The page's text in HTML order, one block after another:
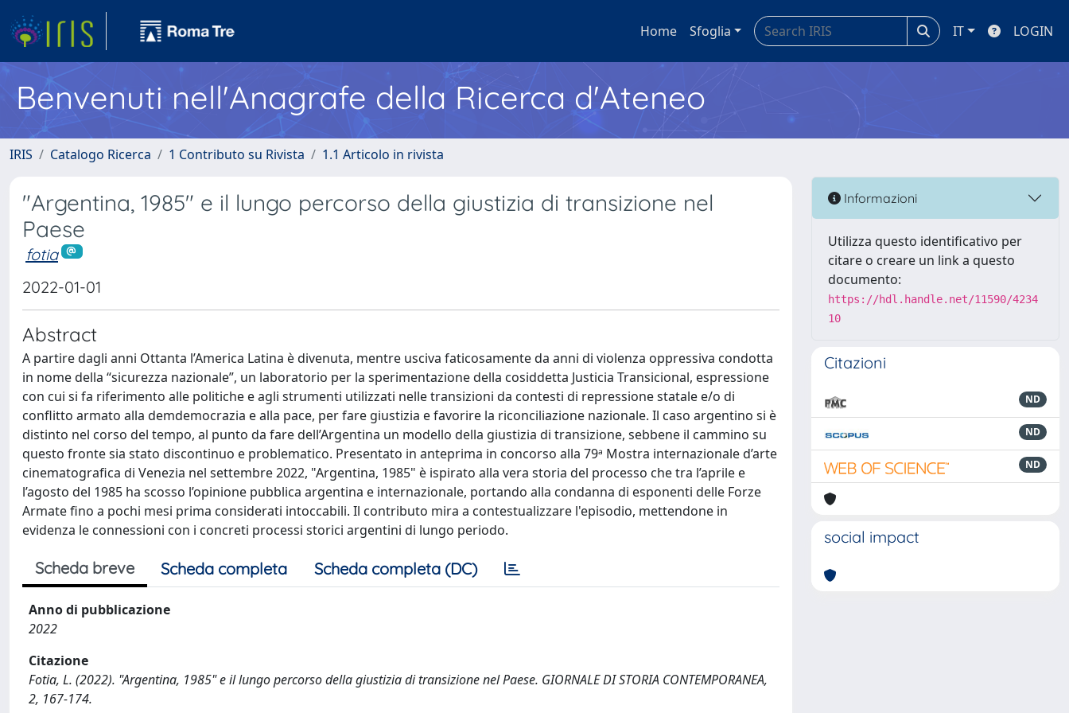
Home Sfoglia IT LOGIN
Benvenuti nell'Anagrafe della Ricerca d'Ateneo
IRIS Catalogo Ricerca 1 Contributo su Rivista 1.1 Articolo in rivista
"Argentina, 1985" e il lungo percorso della giustizia di transizione nel
Paese
fotia
2022-01-01
Abstract
A partire dagli anni Ottanta l’America Latina è divenuta, mentre usciva faticosamente da anni di violenza oppressiva condotta
in nome della “sicurezza nazionale”, un laboratorio per la sperimentazione della cosiddetta Justicia Transicional, espressione
con cui si fa riferimento alle politiche e agli strumenti utilizzati nelle transizioni da contesti di repressione statale e/o di
conflitto armato alla demdemocrazia e alla pace, per fare giustizia e favorire la riconciliazione nazionale. Il caso argentino si è
distinto nel corso del tempo, al punto da fare dell’Argentina un modello della giustizia di transizione, sebbene il cammino su
questo fronte sia stato discontinuo e problematico. Presentato in anteprima in concorso alla 79ᵃ Mostra internazionale d’arte
cinematografica di Venezia nel settembre 2022, "Argentina, 1985" è ispirato alla vera storia del processo che tra l’aprile e
l’agosto del 1985 ha scosso l’opinione pubblica argentina e internazionale, portando alla condanna di esponenti delle Forze
Armate fino a pochi mesi prima considerati intoccabili. Il contributo mira a contestualizzare l'episodio, mettendone in
evidenza le connessioni con i concreti processi storici argentini di lungo periodo.
Scheda breve Scheda completa Scheda completa (DC)
Anno di pubblicazione
2022
Citazione
Fotia, L. (2022). "Argentina, 1985" e il lungo percorso della giustizia di transizione nel Paese. GIORNALE DI STORIA CONTEMPORANEA,
2, 167-174.
Informazioni
Utilizza questo identificativo per
citare o creare un link a questo
documento:
https://hdl.handle.net/11590/4234
10
Citazioni
ND
ND
ND
social impact